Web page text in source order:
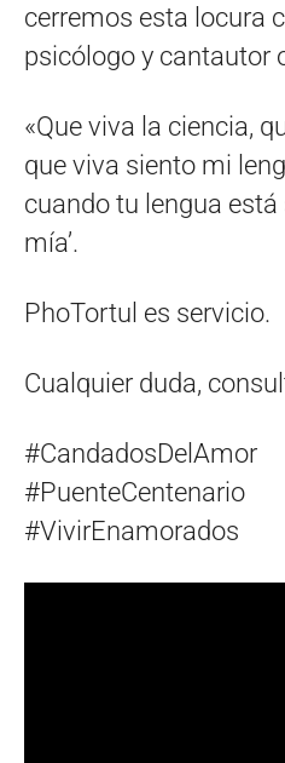
cerremos esta locura
psicólogo y cantautor
«Que viva la ciencia,
que viva siento mi
cuando tu lengua está
mía’.
PhoTortul es servicio.
Cualquier duda,
#CandadosDelAmor
#PuenteCentenario
#VivirEnamorados